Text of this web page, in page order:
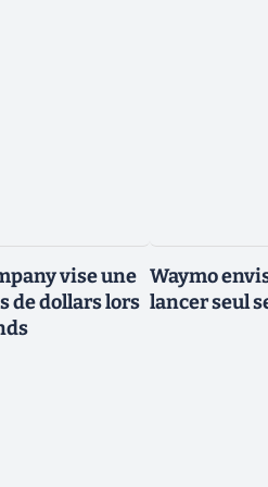
vise une
de dollars lors
Waymo
lancer seul